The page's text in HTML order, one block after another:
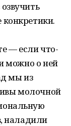
— если что-
можно о ней
мы из
молочной
наладили